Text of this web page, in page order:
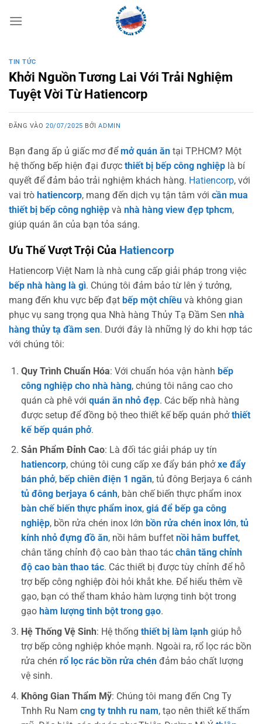
qua
TIN TỨC
Khởi Nguồn Tương Lai Với Trải Nghiệm
Tuyệt Vời Từ Hatiencorp
ĐĂNG VÀO20/07/2025 BỞIADMIN
Bạn đang ấp ủ giấc mơ đểmở quán ăn tại TP.HCM? Một
hệ thống bếp hiện đại được thiết bị bếp công nghiệp là bí
quyết để đảm bảo trải nghiệm khách hàng. Hatiencorp, với
vai trò hatiencorp, mang đến dịch vụ tận tâm với cần mua
thiết bị bếp công nghiệp và nhà hàng view đẹp tphcm,
giúp quán ăn của bạn tỏa sáng.
Ưu Thế Vượt Trội Của Hatiencorp
Hatiencorp Việt Nam là nhà cung cấp giải pháp trong việc
bếp nhà hàng là gì. Chúng tôi đảm bảo từ lên ý tưởng,
mang đến khu vực bếp đạt bếp một chiều và không gian
phục vụ sang trọng qua Nhà hàng Thủy Tạ Đầm Sen nhà
hàng thủy tạ đầm sen. Dưới đây là những lý do khi hợp tác
với chúng tôi:
Quy Trình Chuẩn Hóa: Với chuẩn hóa vận hành bếp
công nghiệp cho nhà hàng, chúng tôi nâng cao cho
quán cà phê với quán ăn nhỏ đẹp. Các bếp nhà hàng
được setup để đồng bộ theo thiết kế bếp quán phởthiết
kế bếp quán phở.
Sản Phẩm Đỉnh Cao: Là đối tác giải pháp uy tín
hatiencorp, chúng tôi cung cấp xe đẩy bán phởxe đẩy
bán phở, bếp chiên điện 1 ngăn, tủ đông Berjaya 6 cánh
tủ đông berjaya 6 cánh, bàn chế biến thực phẩm inox
bàn chế biến thực phẩm inox, giá để bếp ga công
nghiệp, bồn rửa chén inox lớn bồn rửa chén inox lớn, tủ
kính nhỏ đựng đồ ăn, nồi hâm buffet nồi hâm buffet,
chân tăng chỉnh độ cao bàn thao tác chân tăng chỉnh
độ cao bàn thao tác. Các thiết bị được tùy chỉnh để hỗ
trợ bếp công nghiệp đòi hỏi khắt khe. Để hiểu thêm về
gạo, bạn có thể tham khảo hàm lượng tinh bột trong
gạo hàm lượng tinh bột trong gạo.
Hệ Thống Vệ Sinh: Hệ thống thiết bị làm lạnhgiúp hỗ
trợ bếp công nghiệp khỏe mạnh. Ngoài ra, rổ lọc rác bồn
rửa chén rổ lọc rác bồn rửa chénđảm bảo chất lượng
vệ sinh.
Không Gian Thẩm Mỹ: Chúng tôi mang đến Cng Ty
Tnhh Ru Nam cng ty tnhh ru nam, tạo nên thiết kế thẩm